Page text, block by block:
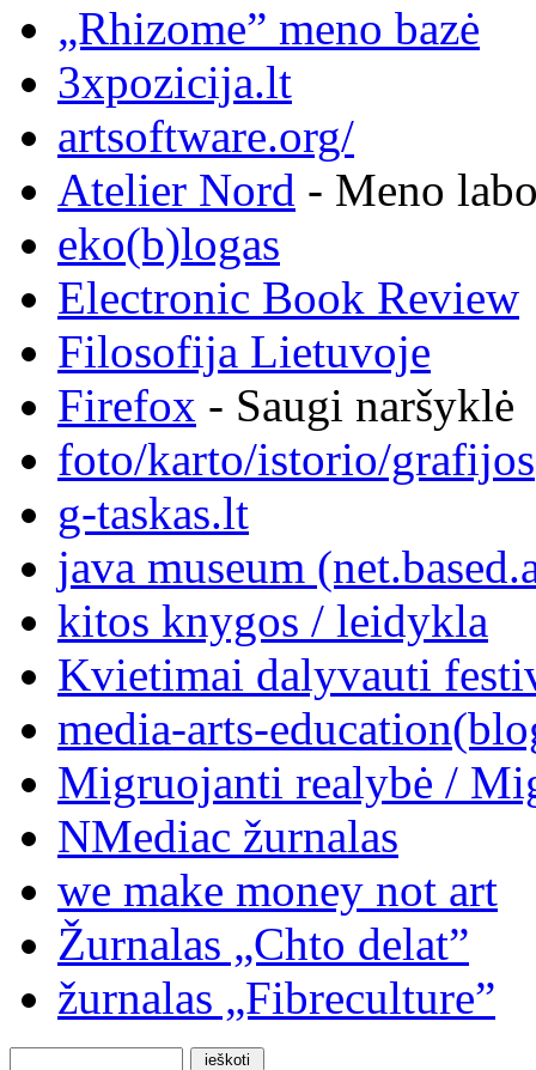
„Rhizome” meno bazė
3xpozicija.lt
artsoftware.org/
Atelier Nord - Meno
eko(b)logas
Electronic Book Review
Filosofija Lietuvoje
Firefox - Saugi naršyklė
foto/karto/istorio/grafijos
g-taskas.lt
java museum
kitos knygos / leidykla
Kvietimai dalyvauti
media-arts-
Migruojanti realybė /
NMediac žurnalas
we make money not art
Žurnalas „Chto delat”
žurnalas „Fibreculture”